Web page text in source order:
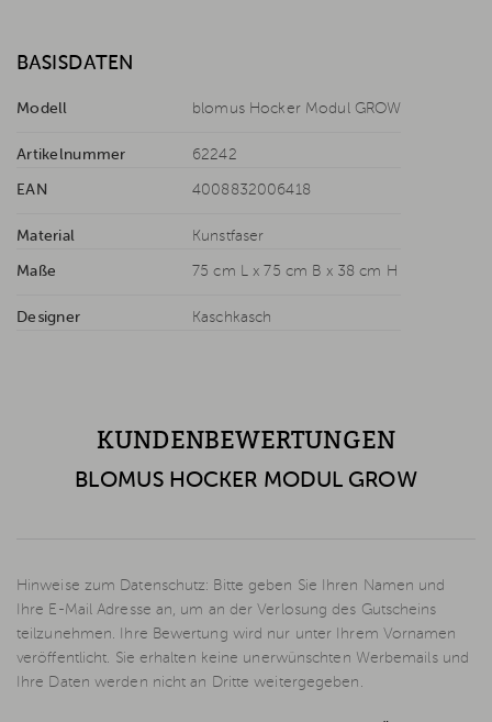
BASISDATEN
Modell blomus Hocker Modul GROW
Artikelnummer 62242
EAN 4008832006418
Material Kunstfaser
Maße 75 cm L x 75 cm B x 38 cm H
Designer Kaschkasch
KUNDENBEWERTUNGEN
BLOMUS HOCKER MODUL GROW
Hinweise zum Datenschutz: Bitte geben Sie Ihren Namen und
Ihre E-Mail Adresse an, um an der Verlosung des Gutscheins
teilzunehmen. Ihre Bewertung wird nur unter Ihrem Vornamen
veröffentlicht. Sie erhalten keine unerwünschten Werbemails und
Ihre Daten werden nicht an Dritte weitergegeben.